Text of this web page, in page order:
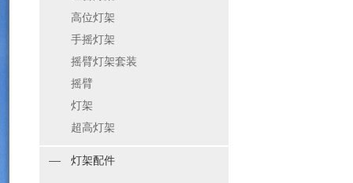
高位灯架
手摇灯架
摇臂灯架套装
摇臂
灯架
超高灯架
灯架配件